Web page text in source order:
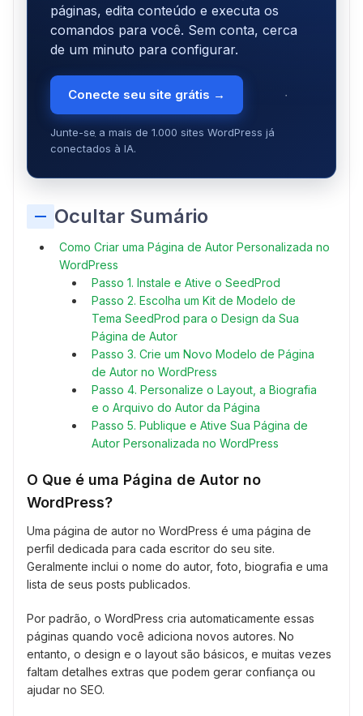
páginas, edita conteúdo e executa os
comandos para você. Sem conta, cerca
de um minuto para configurar.
Conecte seu site grátis →
Junte-se a mais de 1.000 sites WordPress já
conectados à IA.
Ocultar Sumário
Como Criar uma Página de Autor Personalizada no
WordPress
Passo 1. Instale e Ative o SeedProd
Passo 2. Escolha um Kit de Modelo de
Tema SeedProd para o Design da Sua
Página de Autor
Passo 3. Crie um Novo Modelo de Página
de Autor no WordPress
Passo 4. Personalize o Layout, a Biografia
e o Arquivo do Autor da Página
Passo 5. Publique e Ative Sua Página de
Autor Personalizada no WordPress
O Que é uma Página de Autor no
WordPress?
Uma página de autor no WordPress é uma página de
perfil dedicada para cada escritor do seu site.
Geralmente inclui o nome do autor, foto, biografia e uma
lista de seus posts publicados.
Por padrão, o WordPress cria automaticamente essas
páginas quando você adiciona novos autores. No
entanto, o design e o layout são básicos, e muitas vezes
faltam detalhes extras que podem gerar confiança ou
ajudar no SEO.